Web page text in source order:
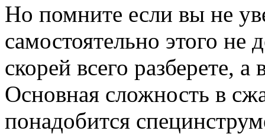
Но помните если вы не
самостоятельно этого не
скорей всего разберете,
Основная сложность в
понадобится